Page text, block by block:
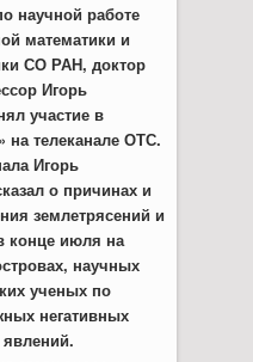
научной работе
математики и
СО РАН, доктор
Игорь
участие в
на телеканале ОТС.
Игорь
о причинах и
землетрясений и
конце июля на
научных
ученых по
негативных